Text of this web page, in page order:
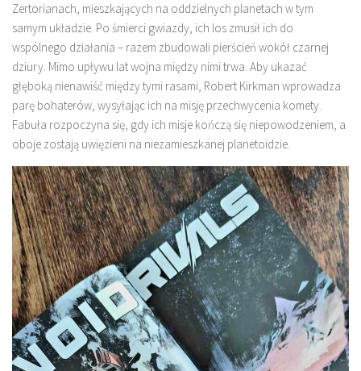
Zertorianach, mieszkających na oddzielnych planetach w tym
samym układzie. Po śmierci gwiazdy, ich los zmusił ich do
wspólnego działania – razem zbudowali pierścień wokół czarnej
dziury. Mimo upływu lat wojna między nimi trwa. Aby ukazać
głęboką nienawiść między tymi rasami, Robert Kirkman wprowadza
parę bohaterów, wysyłając ich na misję przechwycenia komety.
Fabuła rozpoczyna się, gdy ich misje kończą się niepowodzeniem, a
oboje zostają uwięzieni na niezamieszkanej planetoidzie.